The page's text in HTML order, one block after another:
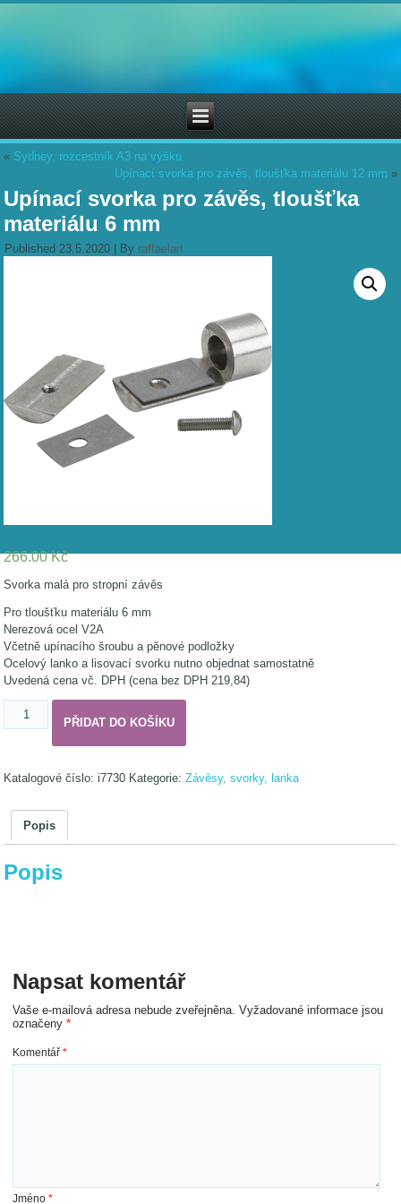
« Sydney, rozcestník A3 na výšku
Upínací svorka pro závěs, tloušťka materiálu 12 mm »
Upínací svorka pro závěs, tloušťka
materiálu 6 mm
Published 23.5.2020 By raffaelart
266.00Kč
Svorka malá pro stropní závěs
Pro tloušťku materiálu 6 mm
Nerezová ocel V2A
Včetně upínacího šroubu a pěnové podložky
Ocelový lanko a lisovací svorku nutno objednat samostatně
Uvedená cena vč. DPH (cena bez DPH 219,84)
Upínací
tloušťka
množství
PŘIDAT DO KOŠÍKU
Katalogové číslo:i7730 Kategorie:Závěsy, svorky, lanka
Popis
Popis
Napsat komentář
Vaše e-mailová adresa nebude zveřejněna. Vyžadované informace jsou
označeny*
Komentář*
Jméno*